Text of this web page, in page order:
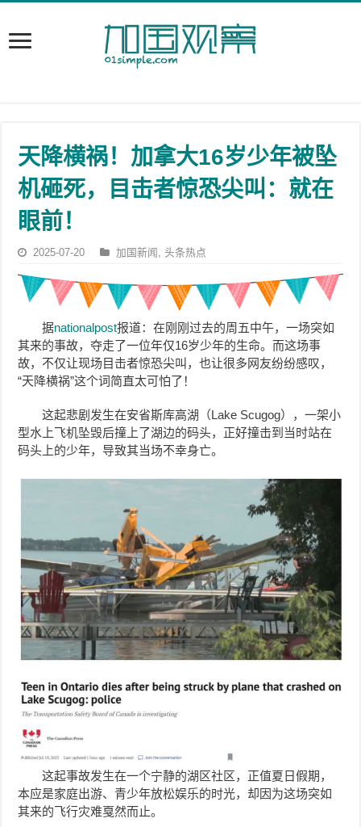
天降横祸！加拿大16岁少年被坠
机砸死，目击者惊恐尖叫：就在
眼前！
2025-07-20 加国新闻 ,头条热点
据nationalpost报道：在刚刚过去的周五中午，一场突如
其来的事故，夺走了一位年仅16岁少年的生命。而这场事
故，不仅让现场目击者惊恐尖叫，也让很多网友纷纷感叹，
“天降横祸”这个词简直太可怕了！
这起悲剧发生在安省斯库高湖（Lake Scugog），一架小
型水上飞机坠毁后撞上了湖边的码头，正好撞击到当时站在
码头上的少年，导致其当场不幸身亡。
这起事故发生在一个宁静的湖区社区，正值夏日假期，
本应是家庭出游、青少年放松娱乐的时光，却因为这场突如
其来的飞行灾难戛然而止。